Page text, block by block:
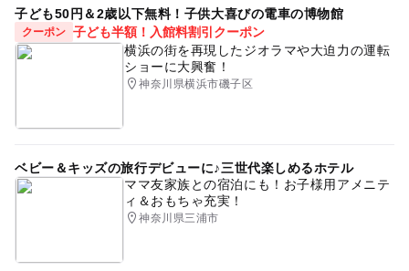
子ども50円＆2歳以下無料！子供大喜びの電車の博物館
クーポン 子ども半額！入館料割引クーポン
横浜の街を再現したジオラマや大迫力の運転
ショーに大興奮！
神奈川県横浜市磯子区
ベビー＆キッズの旅行デビューに♪三世代楽しめるホテル
ママ友家族との宿泊にも！お子様用アメニテ
ィ＆おもちゃ充実！
神奈川県三浦市